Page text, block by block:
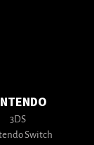
3DS
Switch